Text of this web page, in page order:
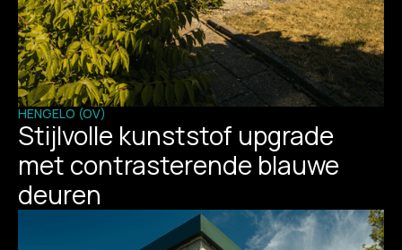
HENGELO (OV)
Stijlvolle kunststof upgrade
met contrasterende blauwe
deuren